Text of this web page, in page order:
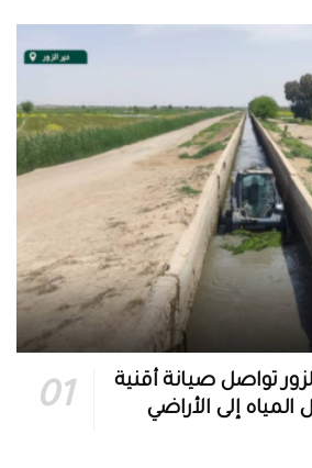
الزور تواصل صيانة أقنية
إلى الأراضي